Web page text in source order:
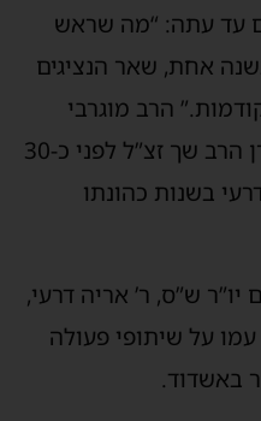
עד עתה: “מה שראש
אחת, שאר הנציגים
הרב מוגרבי
השווה זאת לאמירתו של מרן הרב שך זצ”ל לפני כ-30
בשנות כהונתו
ש”ס, ר’ אריה דרעי,
על שיתופי פעולה
באשדוד.